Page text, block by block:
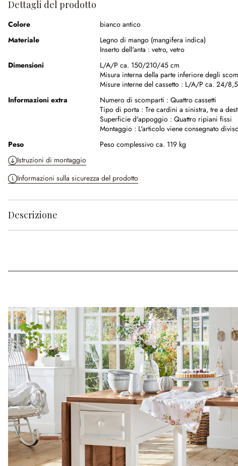
Dettagli del prodotto
Colore
bianco antico
Materiale
Legno di mango (mangifera indica)
Inserto dell'anta : vetro, vetro
Dimensioni
L/A/P ca. 150/210/45 cm
Misura interna della parte inferiore degli
Misure interne del cassetto : L/A/P ca. 24/
Informazioni extra
Numero di scomparti : Quattro cassetti
Tipo di porta : Tre cardini a sinistra, tre a
Superficie d'appoggio : Quattro ripiani fissi
Montaggio : L'articolo viene consegnato
Peso
Peso complessivo ca. 119 kg
Istruzioni di montaggio
Informazioni sulla sicurezza del prodotto
Descrizione